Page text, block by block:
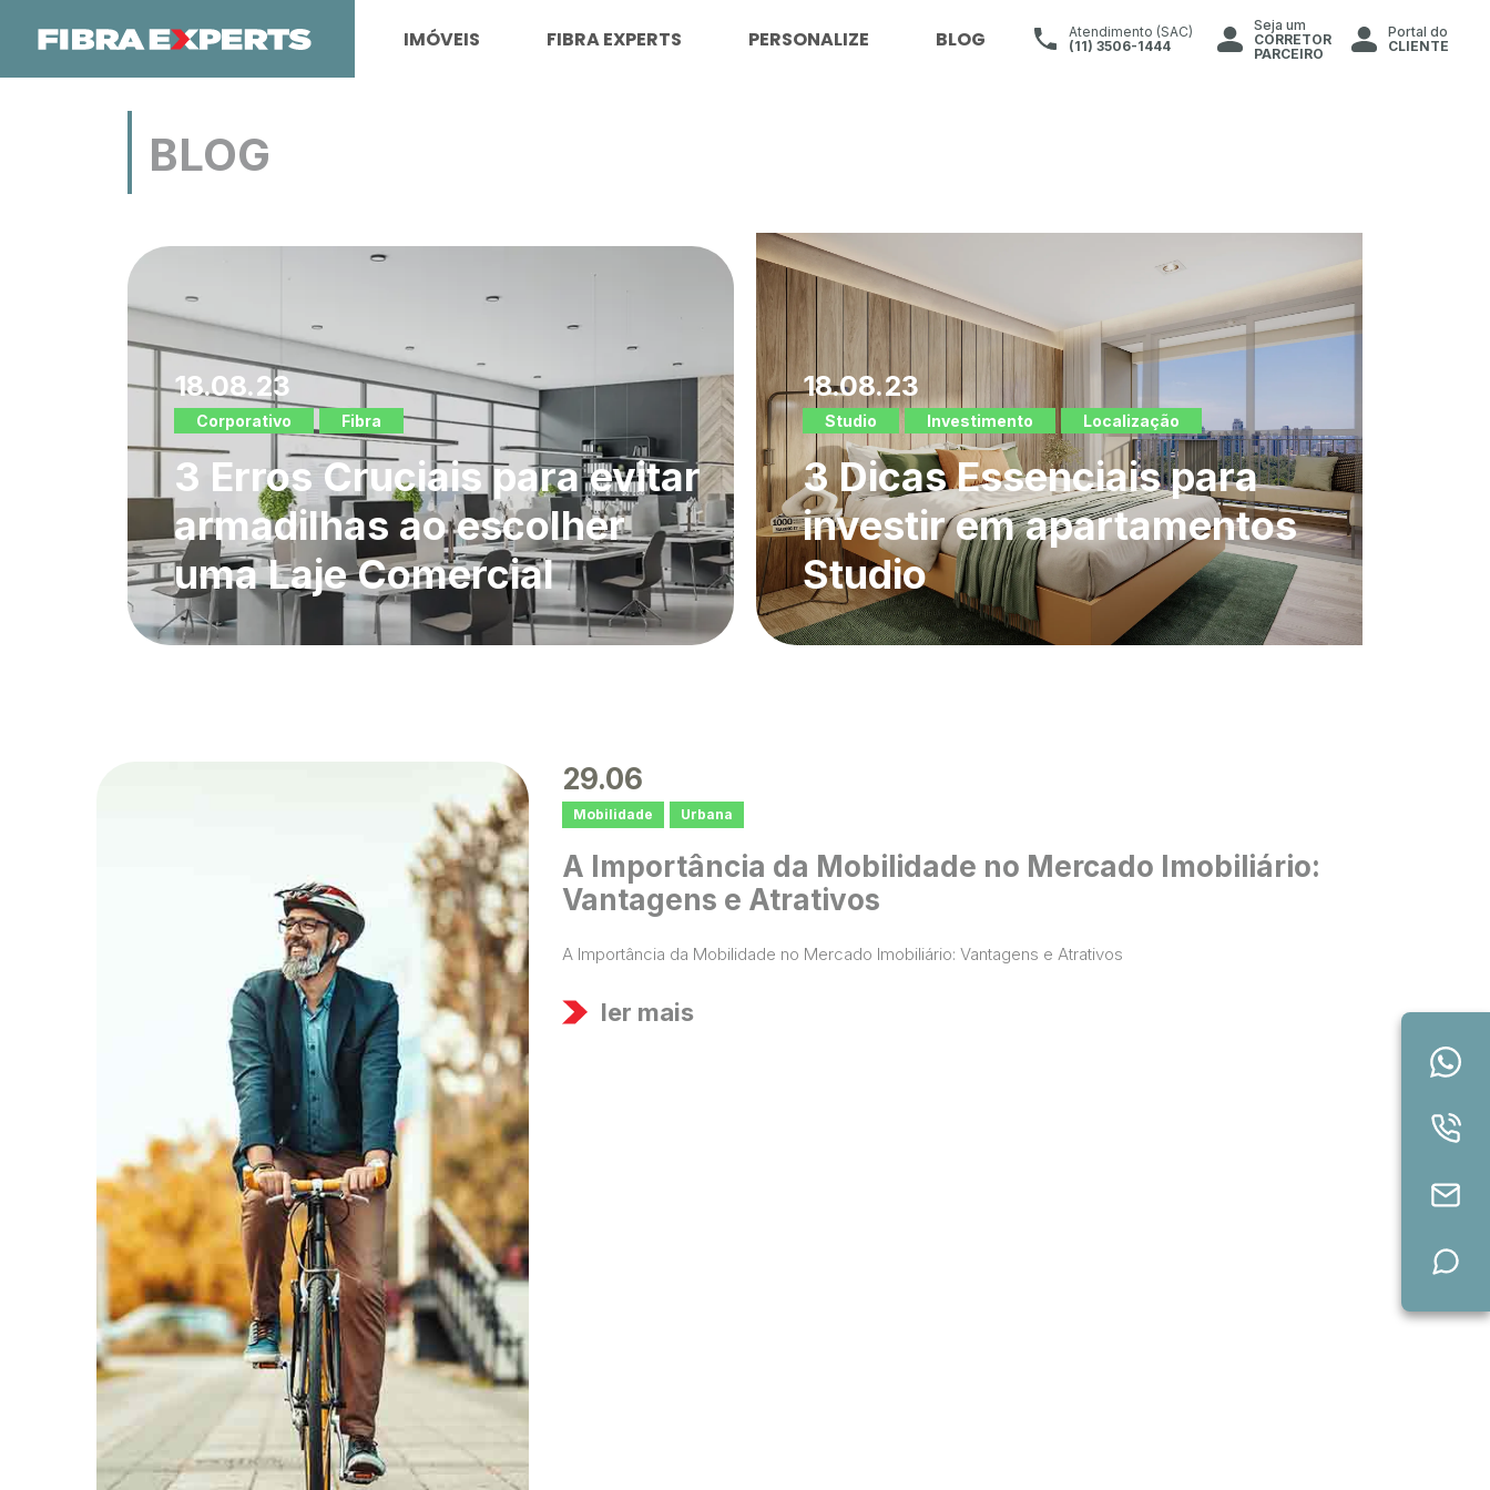
IMÓVEIS FIBRA EXPERTS PERSONALIZE BLOG
Atendimento (SAC)
(11) 3506-1444
Seja um
CORRETOR
PARCEIRO
Portal do
CLIENTE
BLOG
06.11.23
da USP
18.08.23
Corporativo Fibra
3 Erros Cruciais para evitar
armadilhas ao escolher
uma Laje Comercial
18.08.23
Studio Investimento Localização
3 Dicas Essenciais para
investir em apartamentos
Studio
29.06
Mobilidade Urbana
A Importância da Mobilidade no Mercado Imobiliário:
Vantagens e Atrativos
A Importância da Mobilidade no Mercado Imobiliário: Vantagens e Atrativos
ler mais